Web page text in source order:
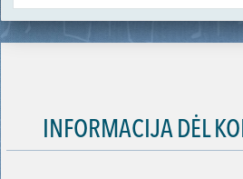
INFORMACIJA DĖL